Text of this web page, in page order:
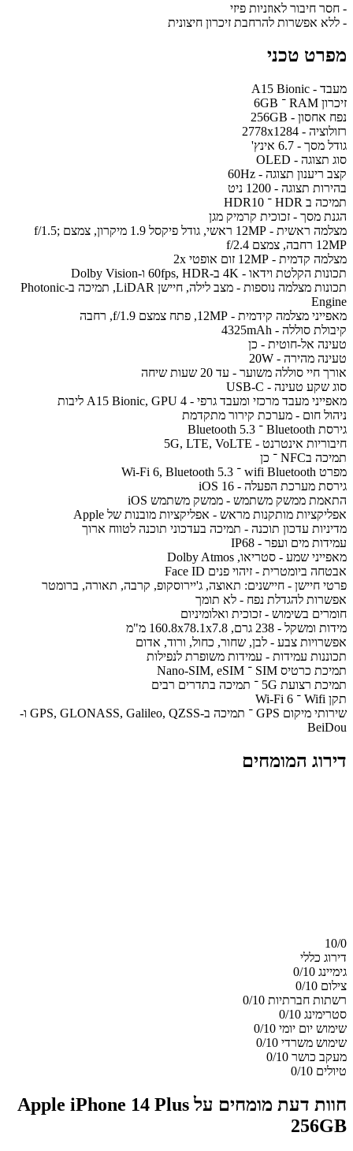
- חסר חיבור לאוזניות פיזי
- ללא אפשרות להרחבת זיכרון חיצונית
מפרט טכני
מעבד - A15 Bionic
זיכרון RAM ־ 6GB
נפח אחסון - 256GB
רזולוציה - 2778x1284
גודל מסך - 6.7 אינץ'
סוג תצוגה - OLED
קצב ריענון תצוגה - 60Hz
בהירות תצוגה - 1200 ניט
תמיכה ב HDR ־ HDR10
הגנת מסך - זכוכית קרמיק מגן
מצלמה ראשית - 12MP ראשי, גודל פיקסל 1.9 מיקרון, צמצם f/1.5;
12MP רחבה, צמצם f/2.4
מצלמה קדמית - 12MP זום אופטי 2x
תכונות הקלטת וידאו - 4K ב-60fps, HDR ו-Dolby Vision
תכונות מצלמה נוספות - מצב לילה, חיישן LiDAR, תמיכה ב-Photonic
Engine
מאפייני מצלמה קידמית - 12MP, פתח צמצם f/1.9, רחבה
קיבולת סוללה - 4325mAh
טעינה אל-חוטית - כן
טעינה מהירה - 20W
אורך חיי סוללה משוער - עד 20 שעות שיחה
סוג שקע טעינה - USB-C
מאפייני מעבד מרכזי ומעבד גרפי - A15 Bionic, GPU 4 ליבות
ניהול חום - מערכת קירור מתקדמת
גירסת Bluetooth ־ Bluetooth 5.3
חיבוריות אינטרנט - 5G, LTE, VoLTE
תמיכה בNFC ־ כן
מפרט wifi Bluetooth ־ Wi-Fi 6, Bluetooth 5.3
גירסת מערכת הפעלה - iOS 16
התאמת ממשק משתמש - ממשק משתמש iOS
אפליקציות מותקנות מראש - אפליקציות מובנות של Apple
מדיניות עדכון תוכנה - תמיכה בעדכוני תוכנה לטווח ארוך
עמידות מים ועפר - IP68
מאפייני שמע - סטריאו, Dolby Atmos
אבטחה ביומטרית - זיהוי פנים Face ID
פרטי חיישן - חיישנים: תאוצה, ג'יירוסקופ, קרבה, תאורה, ברומטר
אפשרות להגדלת נפח - לא תומך
חומרים בשימוש - זכוכית ואלומיניום
מידות ומשקל - 238 גרם, 160.8x78.1x7.8 מ"מ
אפשרויות צבע - לבן, שחור, כחול, ורוד, אדום
תכוננות עמידות - עמידות משופרת לנפילות
תמיכת כרטיס SIM ־ Nano-SIM, eSIM
תמיכת רצועת 5G ־ תמיכה בתדרים רבים
תקן Wifi ־ Wi-Fi 6
שירותי מיקום GPS ־ תמיכה ב-GPS, GLONASS, Galileo, QZSS ו-
BeiDou
דירוג המומחים
10/0
דירוג כללי
גימיינג 0/10
צילום 0/10
רשתות חברתיות 0/10
סטרימינג 0/10
שימוש יום יומי 0/10
שימוש משרדי 0/10
מעקב כושר 0/10
טיולים 0/10
חוות דעת מומחים על Apple iPhone 14 Plus
256GB